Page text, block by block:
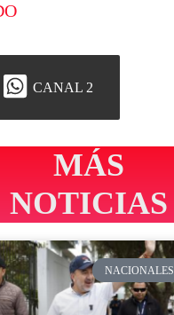
CANAL 2
MÁS
NOTICIAS
NACIONALES